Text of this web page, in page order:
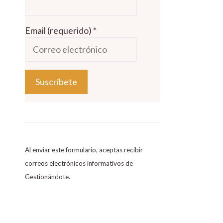
Email (requerido) *
o
s
t
a
Al enviar este formulario, aceptas recibir
correos electrónicos informativos de
Gestionándote.